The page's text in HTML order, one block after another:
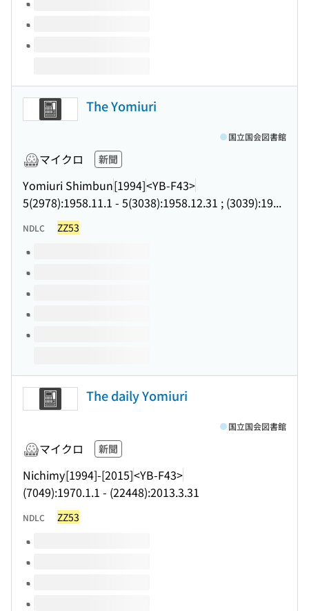
The Yomiuri
マイクロ 新聞
Yomiuri Shimbun[1994]<YB-F43>
5(2978):1958.11.1 - 5(3038):1958.12.31 ; (3039):19...
国立国会図書館
NDLC ZZ53
このタイトルの巻号
The daily Yomiuri
マイクロ 新聞
Nichimy[1994]-[2015]<YB-F43>
(7049):1970.1.1 - (22448):2013.3.31
国立国会図書館
NDLC ZZ53
このタイトルの巻号